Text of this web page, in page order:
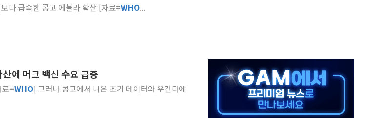
뉴욕증시 프리뷰, 美 고용 쇼크에 금리 인상 우려 후퇴…나스닥 선물 1%대 상승
트럼프 "금리 내려야"…파월 때와 달리 워시엔 톤 낮춰
특정 정치인 측근 포항시 정책특보 내정설...포항시 '시끌'
李 "해남 태양광, 대한민국 다음 100년 밑거름…수도권 집중 완화 전환점"
산에 머크 백신 수요 급증 과거보다 급속한 콩고 에볼라 확산 [자료=WHO...
에 머크 백신 수요 급증
=WHO] 그러나 콩고에서 나온 초기 데이터와 우간다에